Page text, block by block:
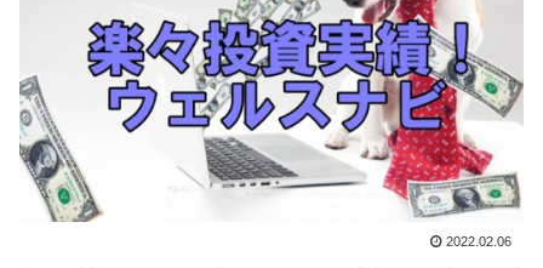
2022.02.06